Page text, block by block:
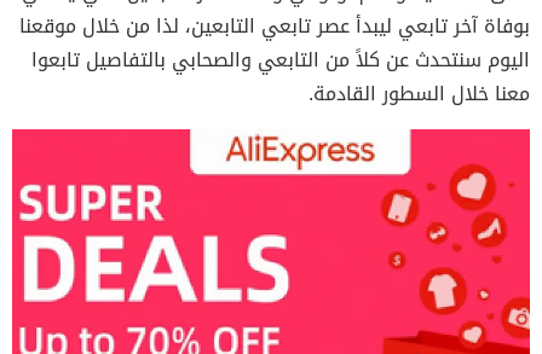
بوفاة آخر تابعي ليبدأ عصر تابعي التابعين، لذا من خلال موقعنا
اليوم سنتحدث عن كلاً من التابعي والصحابي بالتفاصيل تابعوا
معنا خلال السطور القادمة.